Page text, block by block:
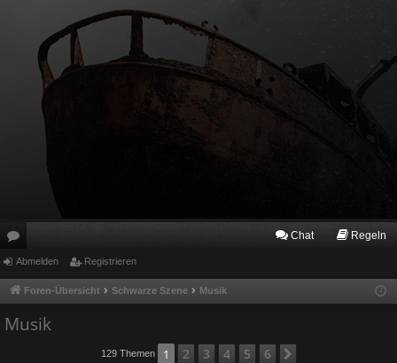
or
en
Chat Regeln
Abmelden Registrieren
Foren-Übersicht Schwarze Szene Musik
Musik
129 Themen 1 2 3 4 5 6